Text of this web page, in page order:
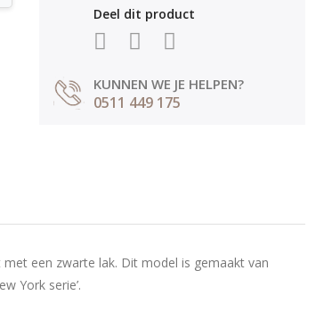
Deel dit product
KUNNEN WE JE HELPEN?
0511 449 175
een zwarte lak. Dit model is gemaakt van
York serie’.